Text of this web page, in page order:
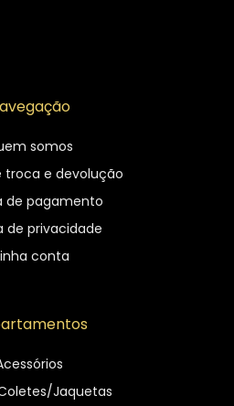
somos
troca e devolução
de pagamento
de privacidade
conta
Jaquetas